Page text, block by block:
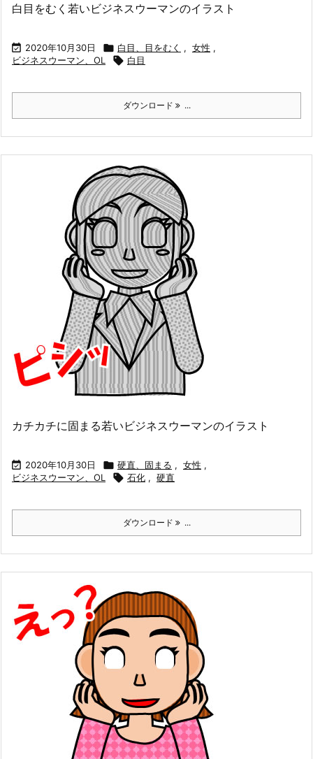
白目をむく若いビジネスウーマンのイラスト
 2020年10月30日  白目、目をむく , 女性 ,
ビジネスウーマン、OL
 白目
ダウンロード ...
カチカチに固まる若いビジネスウーマンのイラスト
 2020年10月30日  硬直、固まる , 女性 ,
ビジネスウーマン、OL
 石化 , 硬直
ダウンロード ...